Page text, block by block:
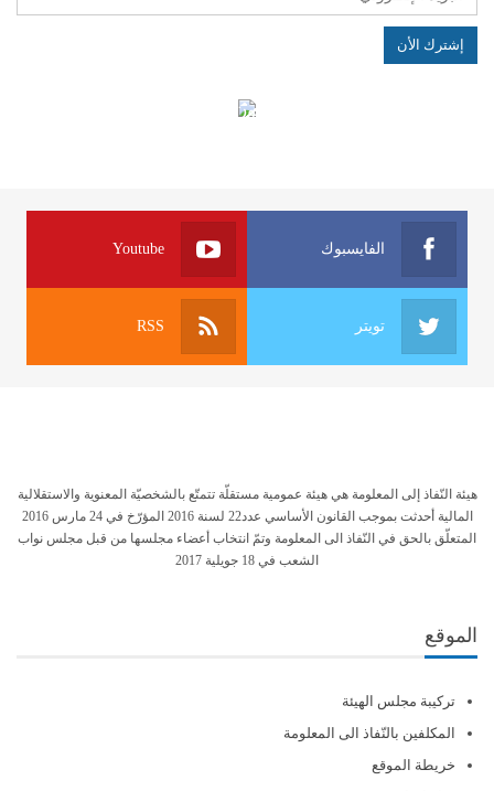
الهياكل الخاضعة لقانون النفاذ إلى المعلومة
الفايسبوك Youtube
تويتر RSS
هيئة النّفاذ إلى المعلومة هي هيئة عمومية مستقلّة تتمتّع بالشخصيّة المعنوية والاستقلالية
المالية أحدثت بموجب القانون الأساسي عدد22 لسنة 2016 المؤرّخ في 24 مارس 2016
المتعلّق بالحق في النّفاذ الى المعلومة وتمّ انتخاب أعضاء مجلسها من قبل مجلس نواب
الشعب في 18 جويلية 2017
الموقع
تركيبة مجلس الهيئة
المكلفين بالنّفاذ الى المعلومة
خريطة الموقع